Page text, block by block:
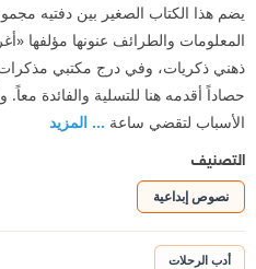
يضم هذا الكتاب الصغير بين دفتيه
المعلومات والطرائف عنونها مؤلفها
ذهني ذكريات، وفي درج مكتبي
حصاداً أقدمه هنا للتسلية والفائدة
الأسباب لتقضي ساعة ... المزيد
التصنيف
نصوص إبداعية
أدب الرحلات